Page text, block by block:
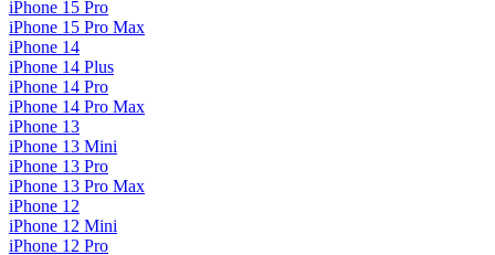
iPhone 15 Pro
iPhone 15 Pro Max
iPhone 14
iPhone 14 Plus
iPhone 14 Pro
iPhone 14 Pro Max
iPhone 13
iPhone 13 Mini
iPhone 13 Pro
iPhone 13 Pro Max
iPhone 12
iPhone 12 Mini
iPhone 12 Pro